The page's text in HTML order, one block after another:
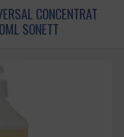
CONCENTRAT
SONETT